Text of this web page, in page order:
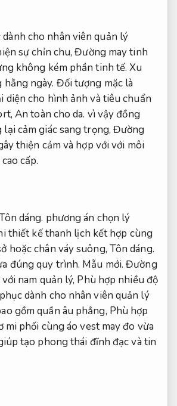
cho nhân viên quản lý
sự chỉn chu,Đường may tinh
không kém phần tinh tế.Xu
hằng ngày. Đối tượng mặc là
diện cho hình ảnh và tiêu chuẩn
An toàn cho da. vì vậy đồng
lại cảm giác sang trọng, Đường
thiện cảm và hợp với với môi
cấp.
dáng. phương án chọn lý
thiết kế thanh lịch kết hợp cùng
hoặc chân váy suông, Tôn dáng.
đúng quy trình. Mẫu mới. Đường
nam quản lý, Phù hợp nhiều độ
dành cho nhân viên quản lý
gồm quần âu phẳng, Phù hợp
mi phối cùng áo vest may đo vừa
tạo phong thái đĩnh đạc và tin